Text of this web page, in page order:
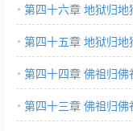
第四十六章 地狱归地
第四十五章 地狱归地
第四十四章 佛祖归佛
第四十三章 佛祖归佛